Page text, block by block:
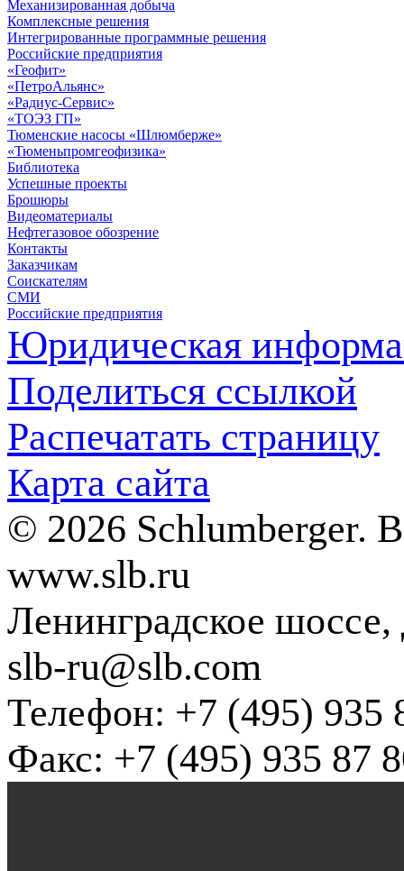
Механизированная добыча
Комплексные решения
Интегрированные программные решения
Российские предприятия
«Геофит»
«ПетроАльянс»
«Радиус-Сервис»
«ТОЭЗ ГП»
Тюменские насосы «Шлюмберже»
«Тюменьпромгеофизика»
Библиотека
Успешные проекты
Брошюры
Видеоматериалы
Нефтегазовое обозрение
Контакты
Заказчикам
Соискателям
СМИ
Российские предприятия
Юридическая
Поделиться ссылкой
Распечатать страницу
Карта сайта
© 2026 Schlumberger.
www.slb.ru
Ленинградское
slb-ru@slb.com
Телефон: +7 (495) 935
Факс: +7 (495) 935 87